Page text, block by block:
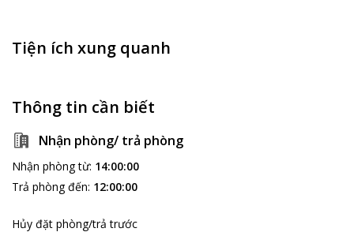
Tiện ích xung quanh
Thông tin cần biết
Nhận phòng/ trả phòng
Nhận phòng từ: 14:00:00
Trả phòng đến: 12:00:00
Hủy đặt phòng/trả trước